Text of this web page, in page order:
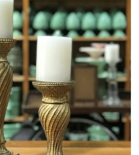
Lost Password
Cadastrar Conta